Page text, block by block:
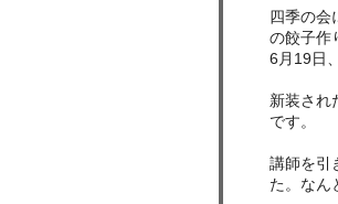
四季の会
の餃子作
6月19日
新装され
です。
講師を引
た。なん